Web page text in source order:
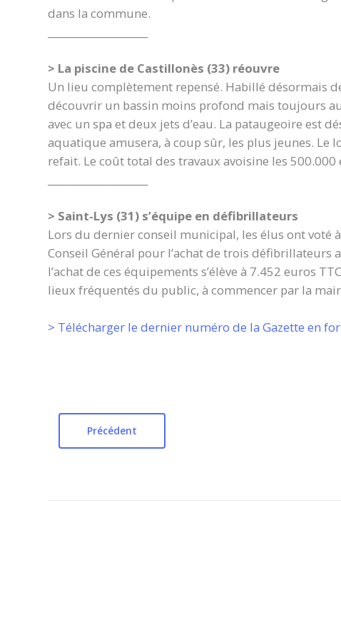
dans la commune.
> La piscine de Castillonès (33) réouvre
Un lieu complètement repensé. Habillé désormais
découvrir un bassin moins profond mais toujours
avec un spa et deux jets d’eau. La pataugeoire est
aquatique amusera, à coup sûr, les plus jeunes. Le
refait. Le coût total des travaux avoisine les 500.000
> Saint-Lys (31) s’équipe en défibrillateurs
Lors du dernier conseil municipal, les élus ont voté
Conseil Général pour l’achat de trois défibrillateurs
l’achat de ces équipements s’élève à 7.452 euros
lieux fréquentés du public, à commencer par la
> Télécharger le dernier numéro de la Gazette en
Précédent